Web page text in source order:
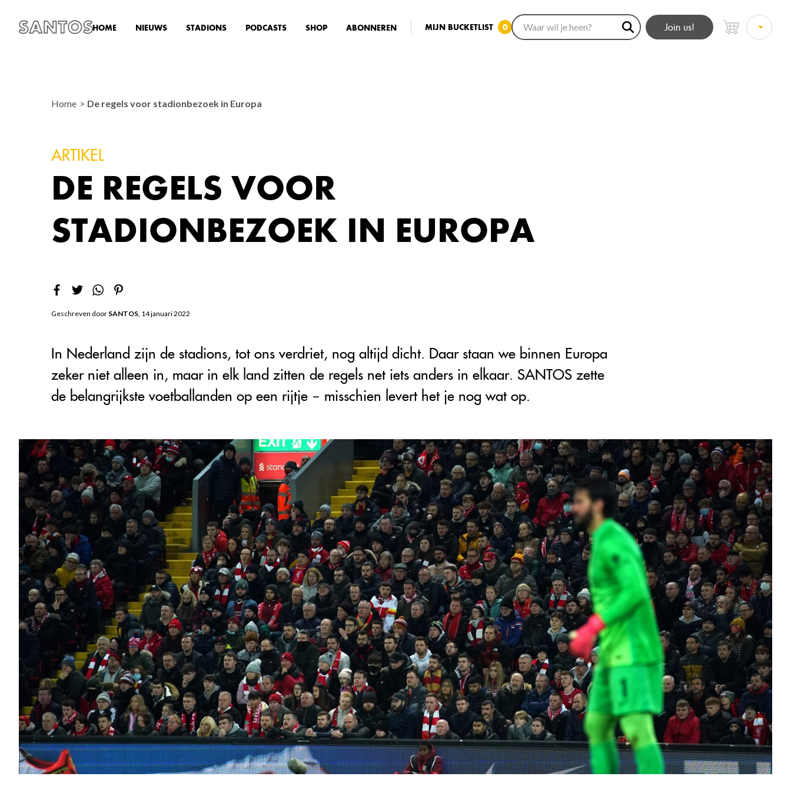
HOME NIEUWS STADIONS PODCASTS SHOP ABONNEREN MIJN BUCKETLIST 0 Join us!
Home De regels voor stadionbezoek in Europa
ARTIKEL
DE REGELS VOOR
STADIONBEZOEK IN EUROPA
Geschreven door SANTOS, 14 januari 2022
In Nederland zijn de stadions, tot ons verdriet, nog altijd dicht. Daar staan we binnen Europa
zeker niet alleen in, maar in elk land zitten de regels net iets anders in elkaar. SANTOS zette
de belangrijkste voetballanden op een rijtje – misschien levert het je nog wat op.